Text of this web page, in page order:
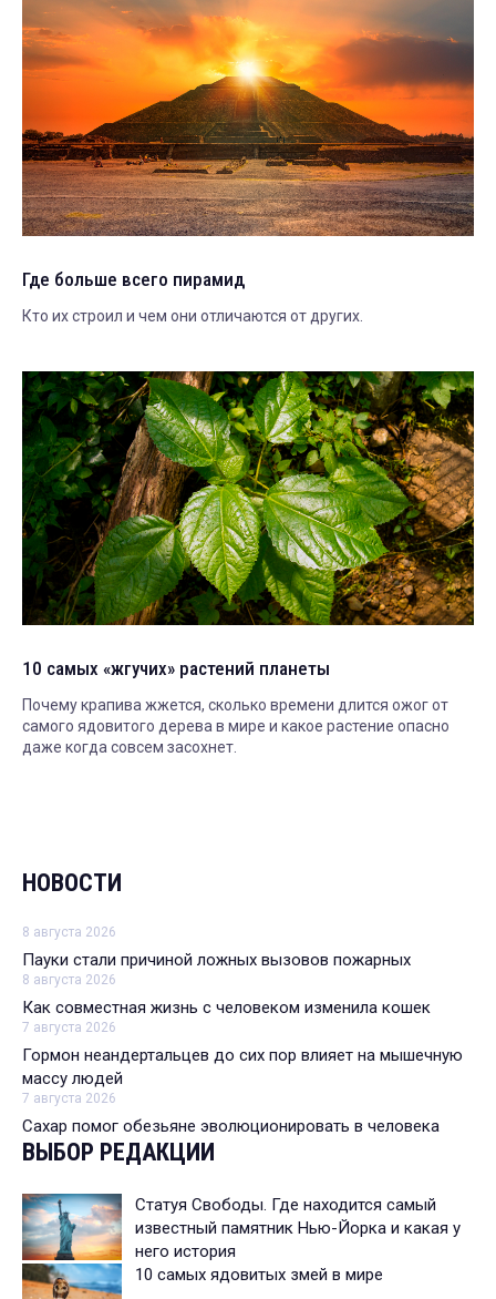
Где больше всего пирамид
Кто их строил и чем они отличаются от других.
10 самых «жгучих» растений планеты
Почему крапива жжется, сколько времени длится ожог от
самого ядовитого дерева в мире и какое растение опасно
даже когда совсем засохнет.
НОВОСТИ
8 августа 2026
Пауки стали причиной ложных вызовов пожарных
8 августа 2026
Как совместная жизнь с человеком изменила кошек
7 августа 2026
Гормон неандертальцев до сих пор влияет на мышечную
массу людей
7 августа 2026
Сахар помог обезьяне эволюционировать в человека
ВЫБОР РЕДАКЦИИ
Статуя Свободы. Где находится самый
известный памятник Нью-Йорка и какая у
него история
10 самых ядовитых змей в мире